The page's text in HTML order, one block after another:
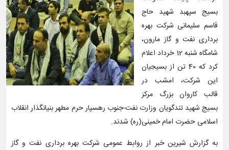
بسیج سپهبد شهید حاج
قاسم سلیمانی شرکت بهره
برداری نفت و گاز مارون،
شامگاه شنبه 12 خرداد اعلام
کرد که 40 تن از بسیجیان
این شرکت، امشب در
قالب کاروان بزرگ مرکز
بسیج شهید تندگویان وزارت نفت-جنوب رهسپار حرم مطهر بنیانگذار انقلاب
اسلامی حضرت امام خمینی(ره) شدند.
به گزارش شیرین خبر از روابط عمومی شرکت بهره برداری نفت و گاز